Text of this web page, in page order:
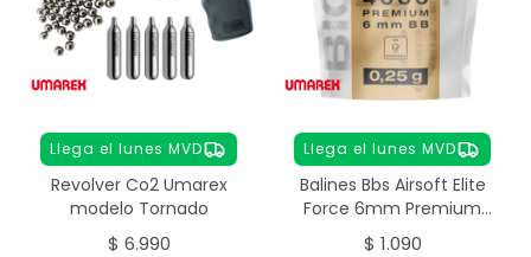
Llega el lunes MVD
Revolver Co2 Umarex
modelo Tornado
$ 6.990
Llega el lunes MVD
Balines Bbs Airsoft Elite
Force 6mm Premium
0,25g 4000 Unidades
$ 1.090